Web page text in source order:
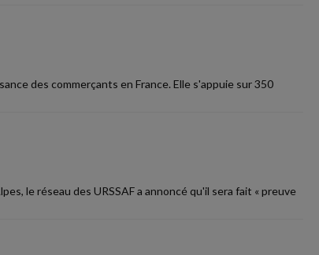
des commerçants en France. Elle s'appuie sur 350
le réseau des URSSAF a annoncé qu'il sera fait « preuve